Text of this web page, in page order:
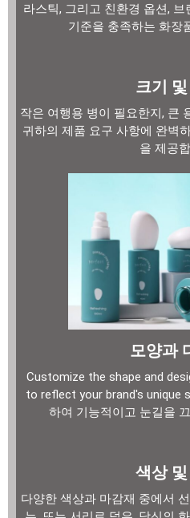
라스틱, 그리고 친환경 옵션,
기준을 충족하는 화장
크기
작은 여행용 병이 필요한지, 큰
귀하의 제품 요구 사항에 완벽
을 제공
모양과
Customize the shape and
to reflect your brand's unique
하여 기능적이고 눈길을
색상
다양한 색상과 마감재 중에서